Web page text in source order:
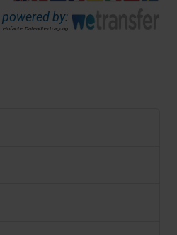
powered by:
einfache Datenübertragung